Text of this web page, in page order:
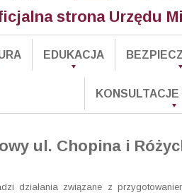
strona Urzędu
EDUKACJA
ul. Chopina i
działania związane z